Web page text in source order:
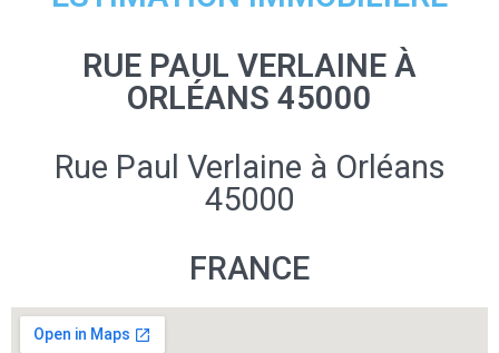
RUE PAUL VERLAINE À
ORLÉANS 45000
Rue Paul Verlaine à Orléans
45000
FRANCE